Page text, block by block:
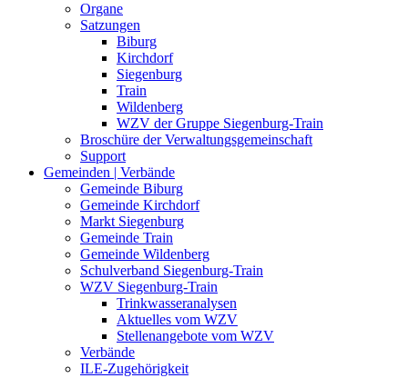
Organe
Satzungen
Biburg
Kirchdorf
Siegenburg
Train
Wildenberg
WZV der Gruppe Siegenburg-Train
Broschüre der Verwaltungsgemeinschaft
Support
Gemeinden | Verbände
Gemeinde Biburg
Gemeinde Kirchdorf
Markt Siegenburg
Gemeinde Train
Gemeinde Wildenberg
Schulverband Siegenburg-Train
WZV Siegenburg-Train
Trinkwasseranalysen
Aktuelles vom WZV
Stellenangebote vom WZV
Verbände
ILE-Zugehörigkeit